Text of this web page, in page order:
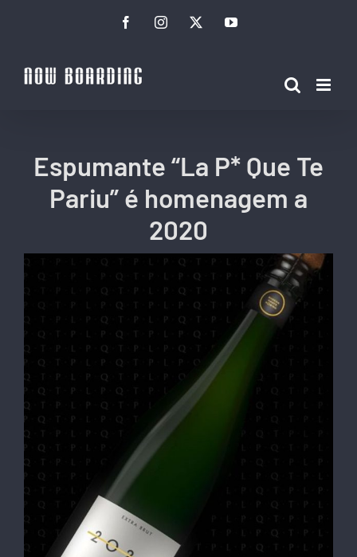
conteúdo
FacebookInstagramTwitterYouTube
Espumante “La P* Que Te
Pariu” é homenagem a
2020